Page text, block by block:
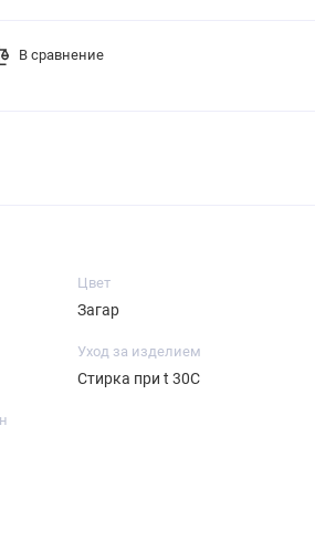
В сравнение
Цвет
Загар
Уход за изделием
Стирка при t 30С